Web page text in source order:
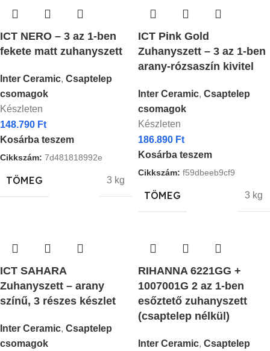
ICT NERO – 3 az 1-ben
fekete matt zuhanyszett
Inter Ceramic, Csaptelep
csomagok
Készleten
148.790 Ft
Kosárba teszem
Cikkszám: 7d481818992e
TÖMEG 3 kg
ICT Pink Gold
Zuhanyszett – 3 az 1-ben
arany-rózsaszín kivitel
Inter Ceramic, Csaptelep
csomagok
Készleten
186.890 Ft
Kosárba teszem
Cikkszám: f59dbeeb9cf9
TÖMEG 3 kg
ICT SAHARA
Zuhanyszett – arany
színű, 3 részes készlet
Inter Ceramic, Csaptelep
csomagok
RIHANNA 6221GG +
1007001G 2 az 1-ben
esőztető zuhanyszett
(csaptelep nélkül)
Inter Ceramic, Csaptelep